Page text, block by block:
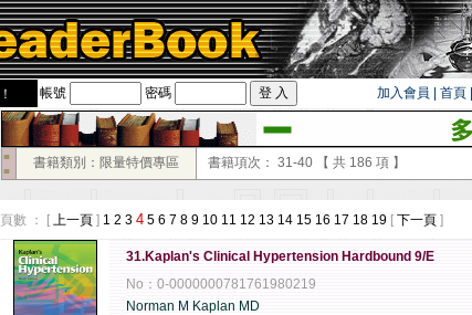
帳號 密碼 加入會員 首頁
■
■
書籍類別：限量特價專區 書籍項次： 31-40 【 共 186 項 】
頁數 ： [ 上一頁 ] 1 2 3 4 5 6 7 8 9 10 11 12 13 14 15 16 17 18 19 [ 下一頁 ]
31.Kaplan's Clinical Hypertension Hardbound 9/E
No：0-0000000781761980219
Norman M Kaplan MD